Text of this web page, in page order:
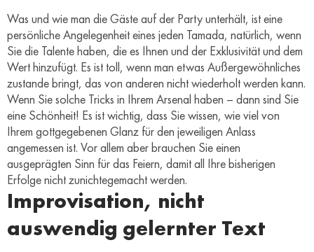
Was und wie man die Gäste auf der Party unterhält, ist eine
persönliche Angelegenheit eines jeden Tamada, natürlich, wenn
Sie die Talente haben, die es Ihnen und der Exklusivität und dem
Wert hinzufügt. Es ist toll, wenn man etwas Außergewöhnliches
zustande bringt, das von anderen nicht wiederholt werden kann.
Wenn Sie solche Tricks in Ihrem Arsenal haben – dann sind Sie
eine Schönheit! Es ist wichtig, dass Sie wissen, wie viel von
Ihrem gottgegebenen Glanz für den jeweiligen Anlass
angemessen ist. Vor allem aber brauchen Sie einen
ausgeprägten Sinn für das Feiern, damit all Ihre bisherigen
Erfolge nicht zunichtegemacht werden.
Improvisation, nicht
auswendig gelernter Text